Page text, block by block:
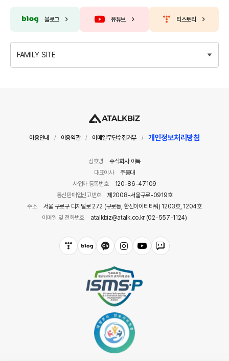
블로그 유튜브 티스토리
FAMILY SITE
이용안내 / 이용약관 / 이메일무단수집거부 / 개인정보처리방침
상호명
주식회사 아톡
대표이사
주웅대
사업자 등록번호
120-86-47109
통신판매업신고번호
제2008-서울구로-0919호
주소
서울 구로구 디지털로 272 (구로동, 한신아이티타워) 1203호, 1204호
이메일 및 전화번호
atalkbiz@atalk.co.kr (02-557-1124)